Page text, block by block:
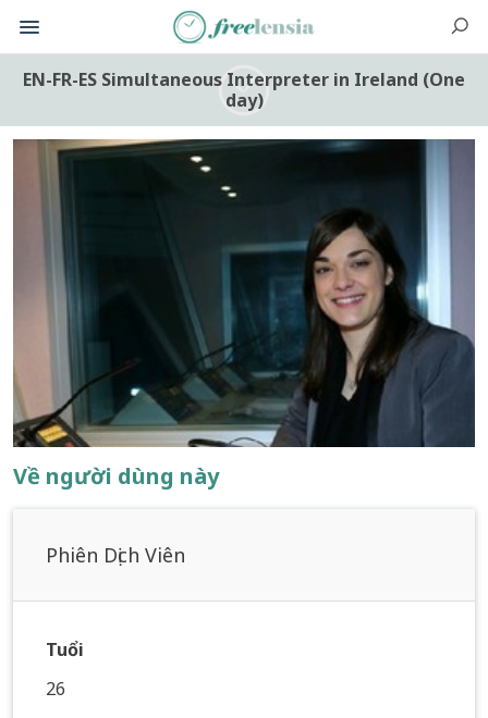
EN-FR-ES Simultaneous Interpreter in Ireland (One
day)
Về người dùng này
Phiên Dịch Viên
Tuổi
26